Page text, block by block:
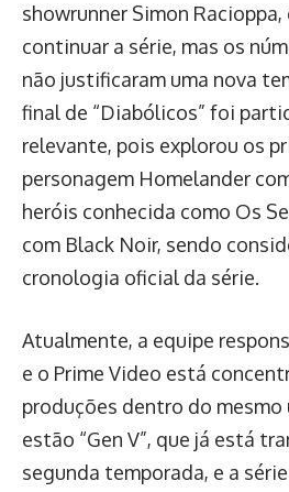
showrunner Simon
continuar a série, mas os
não justificaram uma nova
final de “Diabólicos” foi
relevante, pois explorou os
personagem Homelander
heróis conhecida como Os
com Black Noir, sendo
cronologia oficial da série.
Atualmente, a equipe
e o Prime Video está
produções dentro do mesmo
estão “Gen V”, que já está
segunda temporada, e a